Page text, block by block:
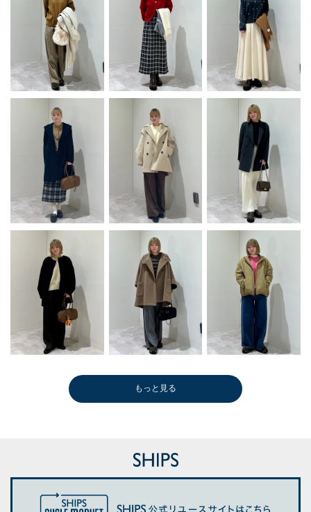
もっと見る